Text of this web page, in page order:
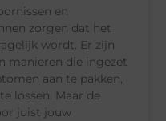
en
zorgen dat het
wordt. Er zijn
manieren die ingezet
aan te pakken,
lossen. Maar de
juist jouw